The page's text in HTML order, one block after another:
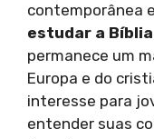
contemporânea
estudar a Bíblia
permanece um
Europa e do
interesse para
entender suas